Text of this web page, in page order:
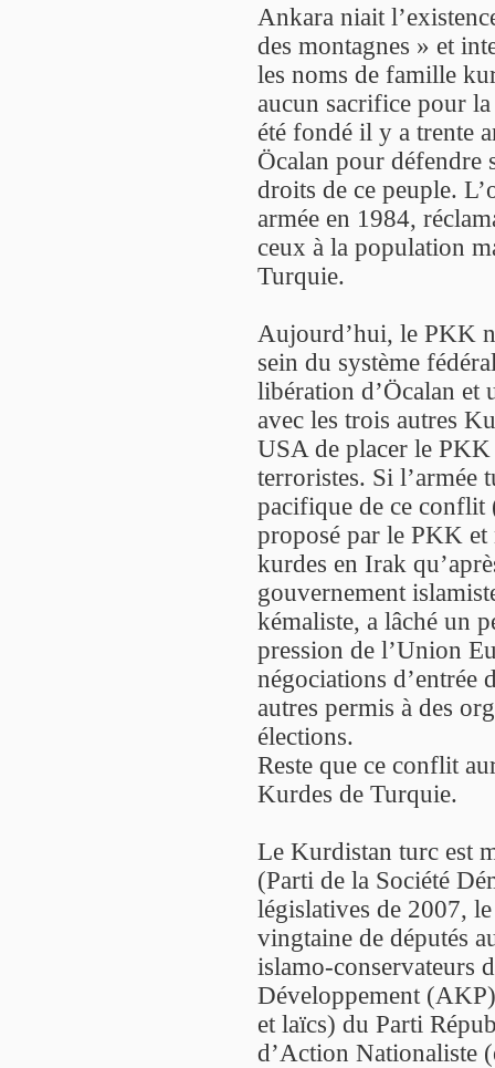
Ankara niait
des montagnes » et
les noms de famille
aucun sacrifice pour
été fondé il y a trente
Öcalan pour défendre
droits de ce peuple.
armée en 1984,
ceux à la population
Turquie.
Aujourd’hui, le PKK
sein du système
libération d’Öcalan et
avec les trois autres
USA de placer le
terroristes. Si l’armée
pacifique de ce conflit
proposé par le PKK et
kurdes en Irak
gouvernement
kémaliste, a lâché un
pression de l’Union
négociations d’entrée
autres permis à des
élections.
Reste que ce conflit
Kurdes de Turquie.
Le Kurdistan turc est
(Parti de la Société
législatives de 2007,
vingtaine de députés
islamo-conservateurs
Développement
et laïcs) du Parti
d’Action Nationaliste